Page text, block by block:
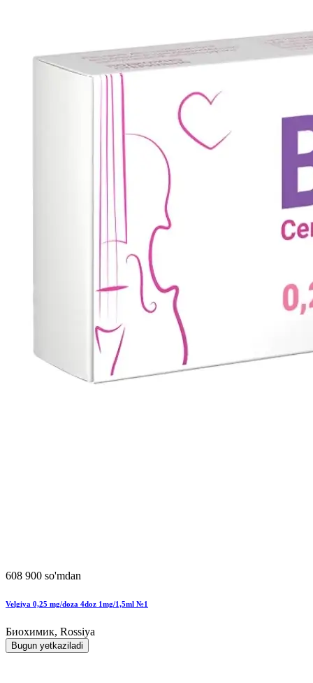
608 900 so'mdan
Velgiya 0,25 mg/doza 4doz 1mg/1,5ml №1
Биохимик, Rossiya
Bugun yetkaziladi